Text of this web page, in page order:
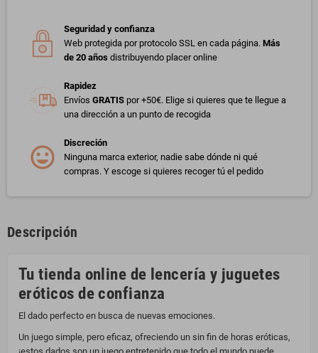
Seguridad y confianza
Web protegida por protocolo SSL en cada página. Más
de 20 años distribuyendo placer online
Rapidez
Envíos GRATIS por +50€. Elige si quieres que te llegue a
una dirección a un punto de recogida
Discreción
Ninguna marca exterior, nadie sabe dónde ni qué
compras. Y escoge si quieres recoger tú el pedido
Descripción
Tu tienda online de lencería y juguetes
eróticos de confianza
El dado perfecto en busca de nuevas emociones.
Un juego simple, pero eficaz, ofreciendo un sin fin de horas eróticas,